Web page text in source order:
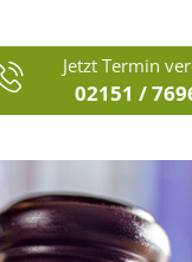
Jetzt Termin
02151 /